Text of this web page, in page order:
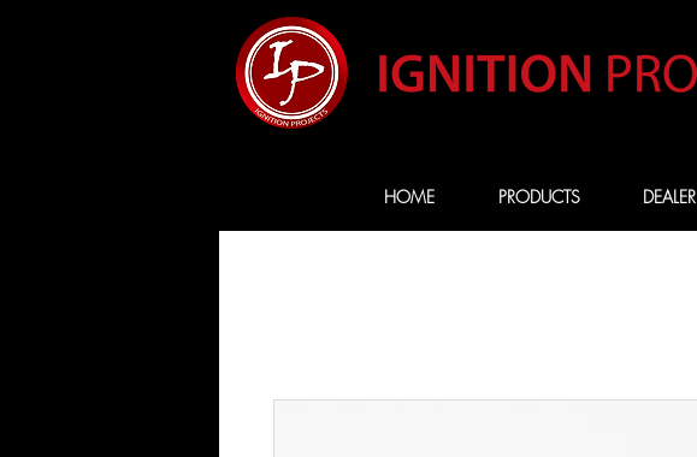
HOME PRODUCTS DEALER